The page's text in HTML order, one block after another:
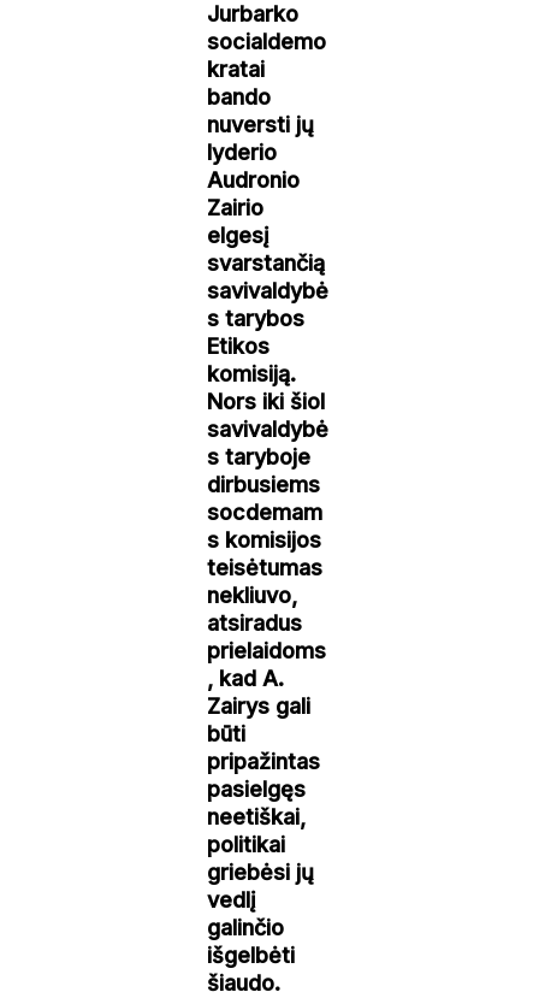
Jurbarko
socialdemo
kratai
bando
nuversti jų
lyderio
Audronio
Zairio
elgesį
svarstančią
savivaldybė
s tarybos
Etikos
komisiją.
Nors iki šiol
savivaldybė
s taryboje
dirbusiems
socdemam
s komisijos
teisėtumas
nekliuvo,
atsiradus
prielaidoms
, kad A.
Zairys gali
būti
pripažintas
pasielgęs
neetiškai,
politikai
griebėsi jų
vedlį
galinčio
išgelbėti
šiaudo.